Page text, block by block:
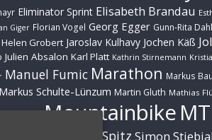
Eliminator Sprint Elisabeth Brandau
Giger Florian Vogel Georg Egger Gunn-Rita
Helen Grobert Jaroslav Kulhavy Jochen Käß
Julien Absalon Karl Platt Kathrin Stirnemann
Manuel Fumic Marathon Markus
Markus Schulte-Lünzum Martin Gluth Mathias
Mountainbike
Sabine Spitz Simon